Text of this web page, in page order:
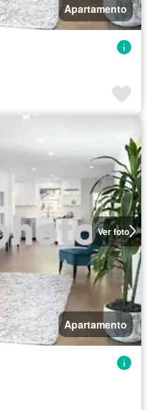
Apartamento
Ver foto
Apartamento